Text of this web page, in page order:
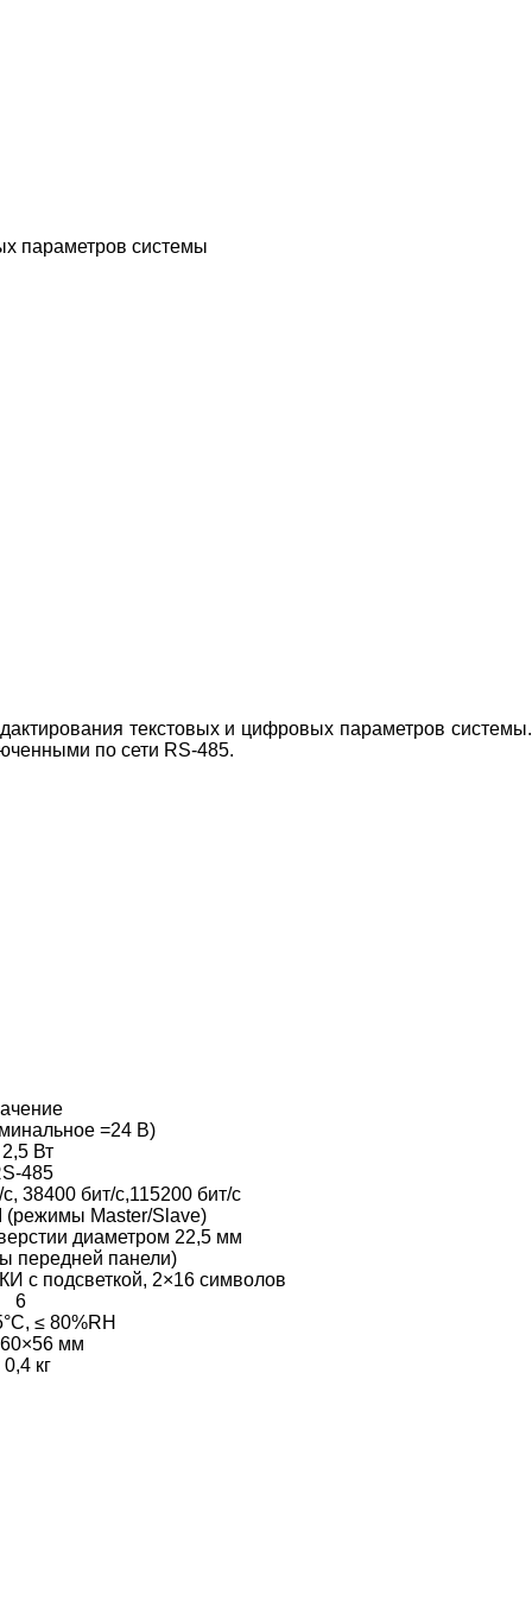
параметров системы
текстовых и цифровых параметров системы.
по сети RS-485.
=24 В)
Вт
485
38400 бит/с,115200 бит/с
(режимы Master/Slave)
диаметром 22,5 мм
передней панели)
с подсветкой, 2×16 символов
6
≤ 80%RH
мм
0,4 кг